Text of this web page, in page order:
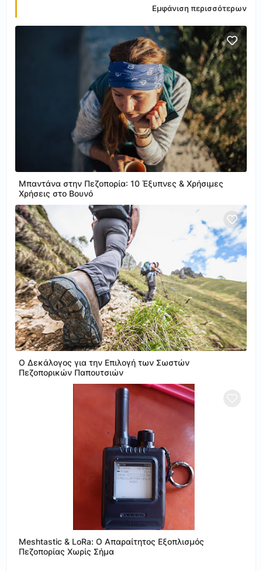
Εμφάνιση περισσότερων
Μπαντάνα στην Πεζοπορία: 10 Έξυπνες & Χρήσιμες
Χρήσεις στο Βουνό
Ο Δεκάλογος για την Επιλογή των Σωστών
Πεζοπορικών Παπουτσιών
Meshtastic & LoRa: Ο Απαραίτητος Εξοπλισμός
Πεζοπορίας Χωρίς Σήμα